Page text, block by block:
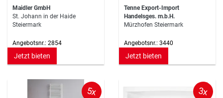
Maidler GmbH
St. Johann in der Haide
Steiermark
Angebotsnr.: 2854
Jetzt bieten
Tenne Export-Import
Handelsges. m.b.H.
Mürzhofen Steiermark
Angebotsnr.: 3440
Jetzt bieten
5x 3x